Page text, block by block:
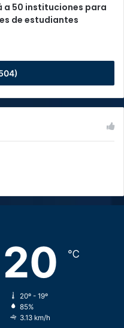
a 50 instituciones para
de estudiantes
20 ℃
20º - 19º
85%
3.13 km/h